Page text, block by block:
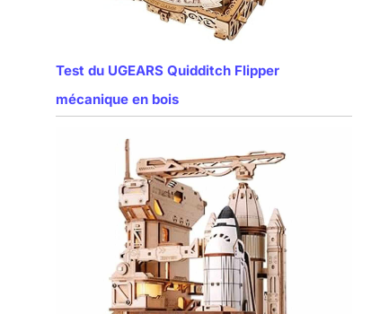
Test du UGEARS Quidditch Flipper
mécanique en bois